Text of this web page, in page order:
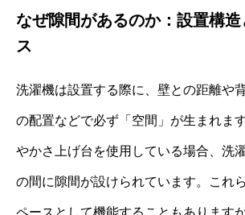
なぜ隙間があるのか：設置構
ス
洗濯機は設置する際に、壁との距離や
の配置などで必ず「空間」が生まれま
やかさ上げ台を使用している場合、洗
の間に隙間が設けられています。これ
ペースとして機能することもあります